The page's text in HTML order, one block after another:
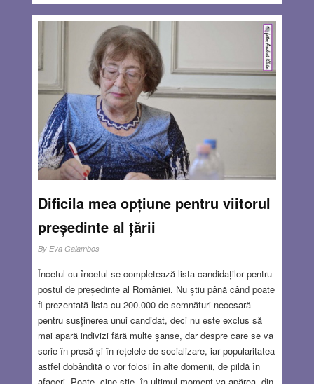
Dificila mea opțiune pentru viitorul
președinte al țării
By Eva Galambos
Încetul cu încetul se completează lista candidaților pentru
postul de președinte al României. Nu știu până când poate
fi prezentată lista cu 200.000 de semnături necesară
pentru susținerea unui candidat, deci nu este exclus să
mai apară indivizi fără multe șanse, dar despre care se va
scrie în presă și în rețelele de socializare, iar popularitatea
astfel dobândită o vor folosi în alte domenii, de pildă în